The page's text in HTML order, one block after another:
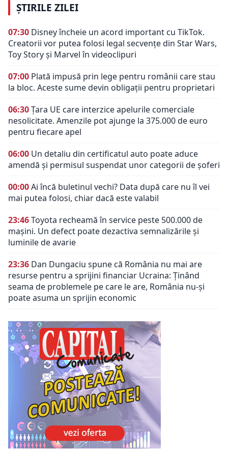
ȘTIRILE ZILEI
07:30 Disney încheie un acord important cu TikTok.
Creatorii vor putea folosi legal secvențe din Star Wars,
Toy Story și Marvel în videoclipuri
07:00 Plată impusă prin lege pentru românii care stau
la bloc. Aceste sume devin obligații pentru proprietari
06:30Țara UE care interzice apelurile comerciale
nesolicitate. Amenzile pot ajunge la 375.000 de euro
pentru fiecare apel
06:00 Un detaliu din certificatul auto poate aduce
amendă și permisul suspendat unor categorii de șoferi
00:00Ai încă buletinul vechi? Data după care nu îl vei
mai putea folosi, chiar dacă este valabil
23:46Toyota recheamă în service peste 500.000 de
mașini. Un defect poate dezactiva semnalizările și
luminile de avarie
23:36 Dan Dungaciu spune că România nu mai are
resurse pentru a sprijini financiar Ucraina: Ținând
seama de problemele pe care le are, România nu-și
poate asuma un sprijin economic